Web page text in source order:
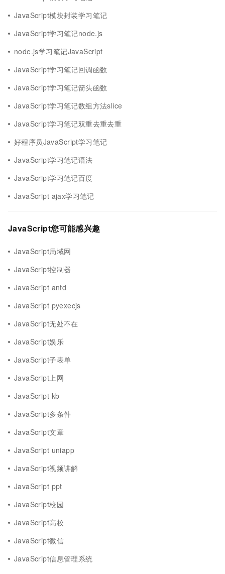
JavaScript模块封装学习笔记
JavaScript学习笔记node.js
node.js学习笔记JavaScript
JavaScript学习笔记回调函数
JavaScript学习笔记箭头函数
JavaScript学习笔记数组方法slice
JavaScript学习笔记双重去重去重
好程序员JavaScript学习笔记
JavaScript学习笔记语法
JavaScript学习笔记百度
JavaScript ajax学习笔记
JavaScript您可能感兴趣
JavaScript局域网
JavaScript控制器
JavaScript antd
JavaScript pyexecjs
JavaScript无处不在
JavaScript娱乐
JavaScript子表单
JavaScript上网
JavaScript kb
JavaScript多条件
JavaScript文章
JavaScript uniapp
JavaScript视频讲解
JavaScript ppt
JavaScript校园
JavaScript高校
JavaScript微信
JavaScript信息管理系统